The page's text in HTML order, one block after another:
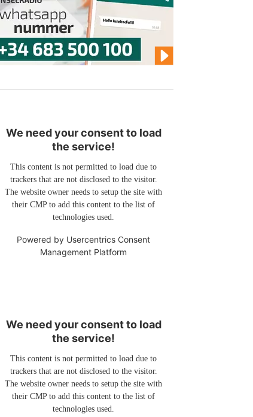
We need your consent to load
the service!
This content is not permitted to load due to
trackers that are not disclosed to the visitor.
The website owner needs to setup the site with
their CMP to add this content to the list of
technologies used.
Powered by Usercentrics Consent
Management Platform
We need your consent to load
the service!
This content is not permitted to load due to
trackers that are not disclosed to the visitor.
The website owner needs to setup the site with
their CMP to add this content to the list of
technologies used.